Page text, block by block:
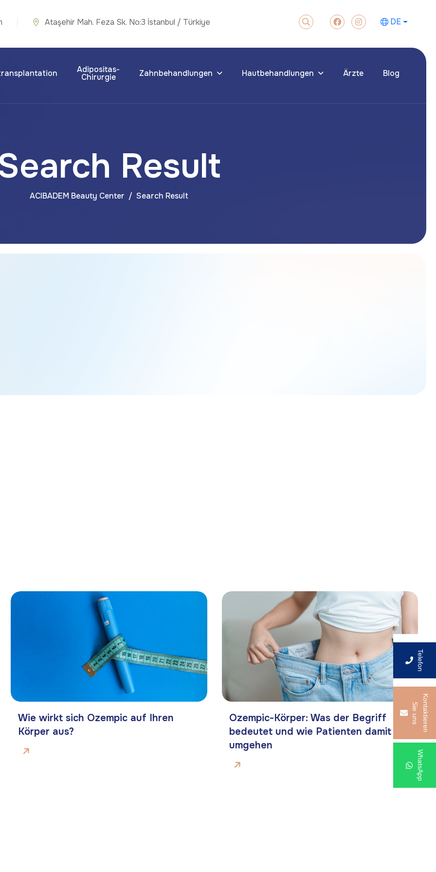
Ataşehir Mah. Feza Sk. No:3 İstanbul / Türkiye DE
Adipositas-
Chirurgie Zahnbehandlungen Hautbehandlungen Ärzte Blog
Result
ACIBADEM Beauty Center Search Result
Wie wirkt sich Ozempic auf Ihren
Körper aus?
Ozempic-Körper: Was der Begriff
bedeutet und wie Patienten damit
umgehen
Telefon
K
o
n t
a
k
t
i
e
r
e
n
S i
e
u
n
s
WhatsApp